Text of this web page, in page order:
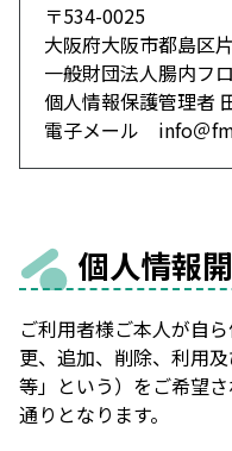
〒534-0025
大阪府大阪市都島区
一般財団法人腸内フ
個人情報保護管理者
電子メール info＠
個人情報
ご利用者様ご本人が自
更、追加、削除、利用
等」という）をご希望
通りとなります。